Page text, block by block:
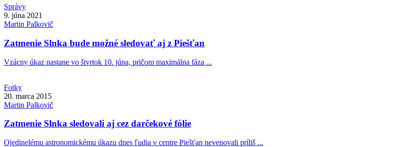
Správy
9. júna 2021
Martin Palkovič
Zatmenie Slnka bude možné sledovať aj z Piešťan
Vzácny úkaz nastane vo štvrtok 10. júna, pričom maximálna fáza ...
Fotky
20. marca 2015
Martin Palkovič
Zatmenie Slnka sledovali aj cez darčekové fólie
Ojedinelému astronomickému úkazu dnes ľudia v centre Piešťan nevenovali príliš ...